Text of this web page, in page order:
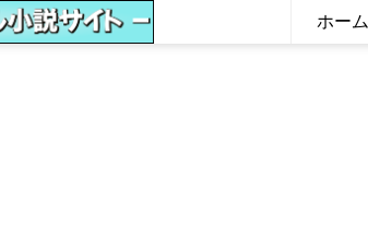
ホーム